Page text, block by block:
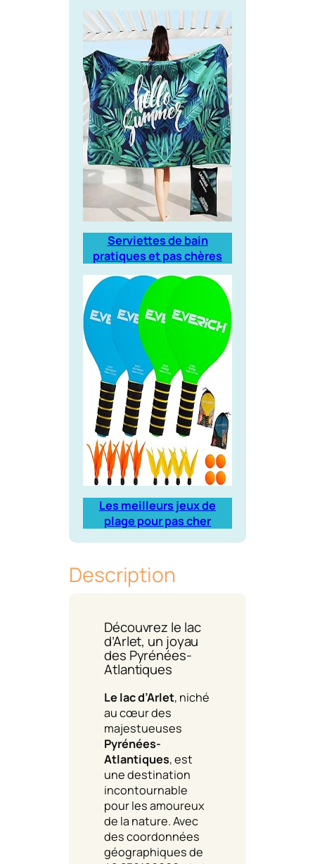
Serviettes de bain
pratiques et pas chères
Les meilleurs jeux de
plage pour pas cher
Description
Découvrez le lac
d’Arlet, un joyau
des Pyrénées-
Atlantiques
Le lac d’Arlet, niché
au cœur des
majestueuses
Pyrénées-
Atlantiques, est
une destination
incontournable
pour les amoureux
de la nature. Avec
des coordonnées
géographiques de